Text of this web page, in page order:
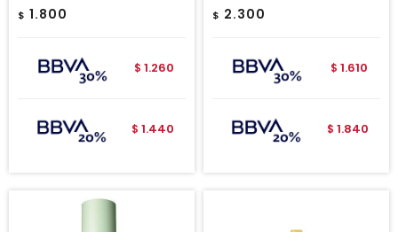
$ 1.800
$ 1.260
$ 1.440
$ 2.300
$ 1.610
$ 1.840